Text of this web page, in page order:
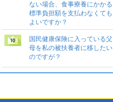
ない場合、食事療養にかかる
標準負担額を支払わなくても
よいですか？
国民健康保険に入っている父
母を私の被扶養者に移したい
のですが？